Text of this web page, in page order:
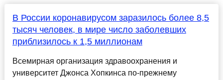
В России коронавирусом заразилось более 8,5
тысяч человек, в мире число заболевших
приблизилось к 1,5 миллионам
Всемирная организация здравоохранения и
университет Джонса Хопкинса по-прежнему